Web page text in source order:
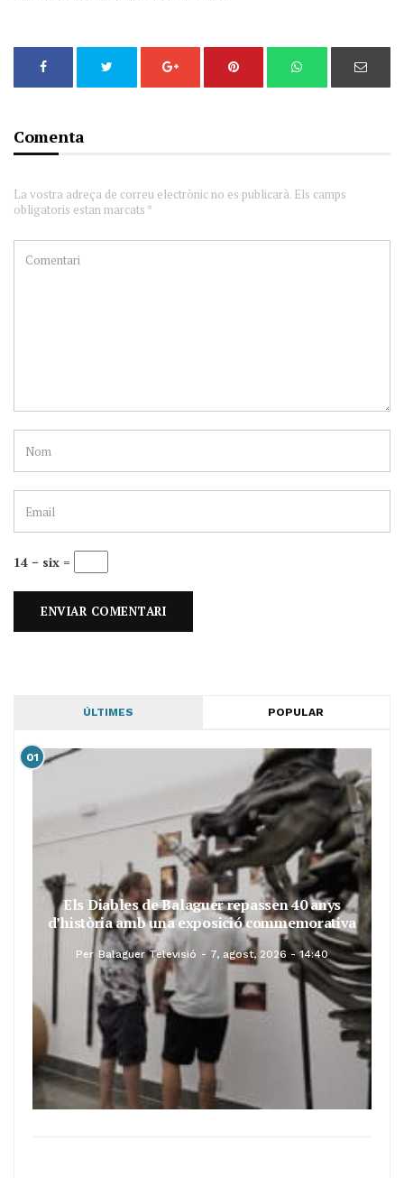
Comenta
La vostra adreça de correu electrònic no es publicarà. Els camps
obligatoris estan marcats *
14 − six =
ÚLTIMES POPULAR
01
Els Diables de Balaguer repassen 40 anys
d’història amb una exposició commemorativa
Per Balaguer Televisió 7, agost, 2026 - 14:40